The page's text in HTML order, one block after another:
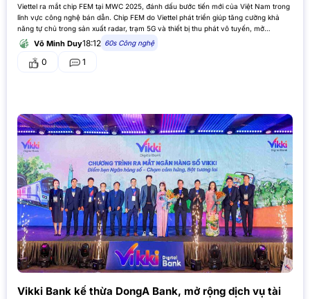
Viettel ra mắt chip FEM tại MWC 2025, đánh dấu bước tiến mới của Việt Nam trong
lĩnh vực công nghệ bán dẫn. Chip FEM do Viettel phát triển giúp tăng cường khả
năng tự chủ trong sản xuất radar, trạm 5G và thiết bị thu phát vô tuyến, mở…
Võ Minh Duy18:12 60s Công nghệ
0 1
Vikki Bank kế thừa DongA Bank, mở rộng dịch vụ tài